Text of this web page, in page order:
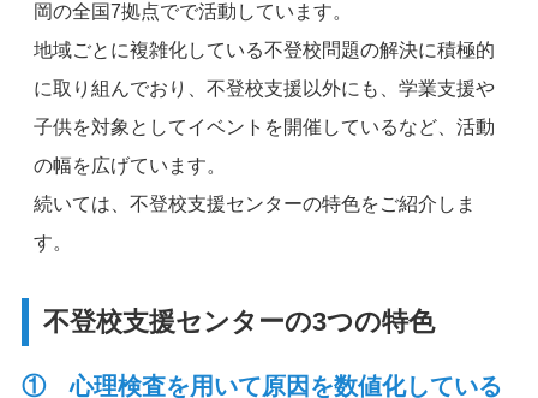
岡の全国7拠点でで活動しています。
地域ごとに複雑化している不登校問題の解決に積極的
に取り組んでおり、不登校支援以外にも、学業支援や
子供を対象としてイベントを開催しているなど、活動
の幅を広げています。
続いては、不登校支援センターの特色をご紹介しま
す。
不登校支援センターの3つの特色
① 心理検査を用いて原因を数値化している